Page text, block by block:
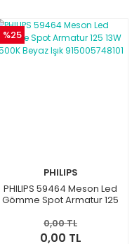
%25
PHILIPS
PHILIPS 59464 Meson Led
Gömme Spot Armatur 125
915005748101
0,00 TL
0,00 TL